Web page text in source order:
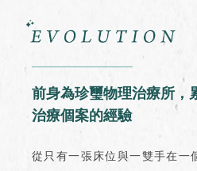
前身為珍璽物理治療所，
治療個案的經驗
從只有一張床位與一雙手在一